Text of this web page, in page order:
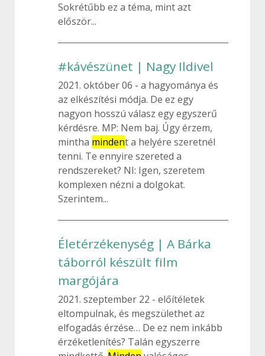
Sokrétűbb ez a téma, mint azt
először...
#kávészünet | Nagy Ildivel
2021. október 06
a hagyománya és
az elkészítési módja. De ez egy
nagyon hosszú válasz egy egyszerű
kérdésre. MP: Nem baj. Úgy érzem,
mintha mindent a helyére szeretnél
tenni. Te ennyire szereted a
rendszereket? NI: Igen, szeretem
komplexen nézni a dolgokat.
Szerintem...
Életérzékenység | A Bárka
táborról készült film
margójára
2021. szeptember 22
előítéletek
eltompulnak, és megszülethet az
elfogadás érzése… De ez nem inkább
érzéketlenítés? Talán egyszerre